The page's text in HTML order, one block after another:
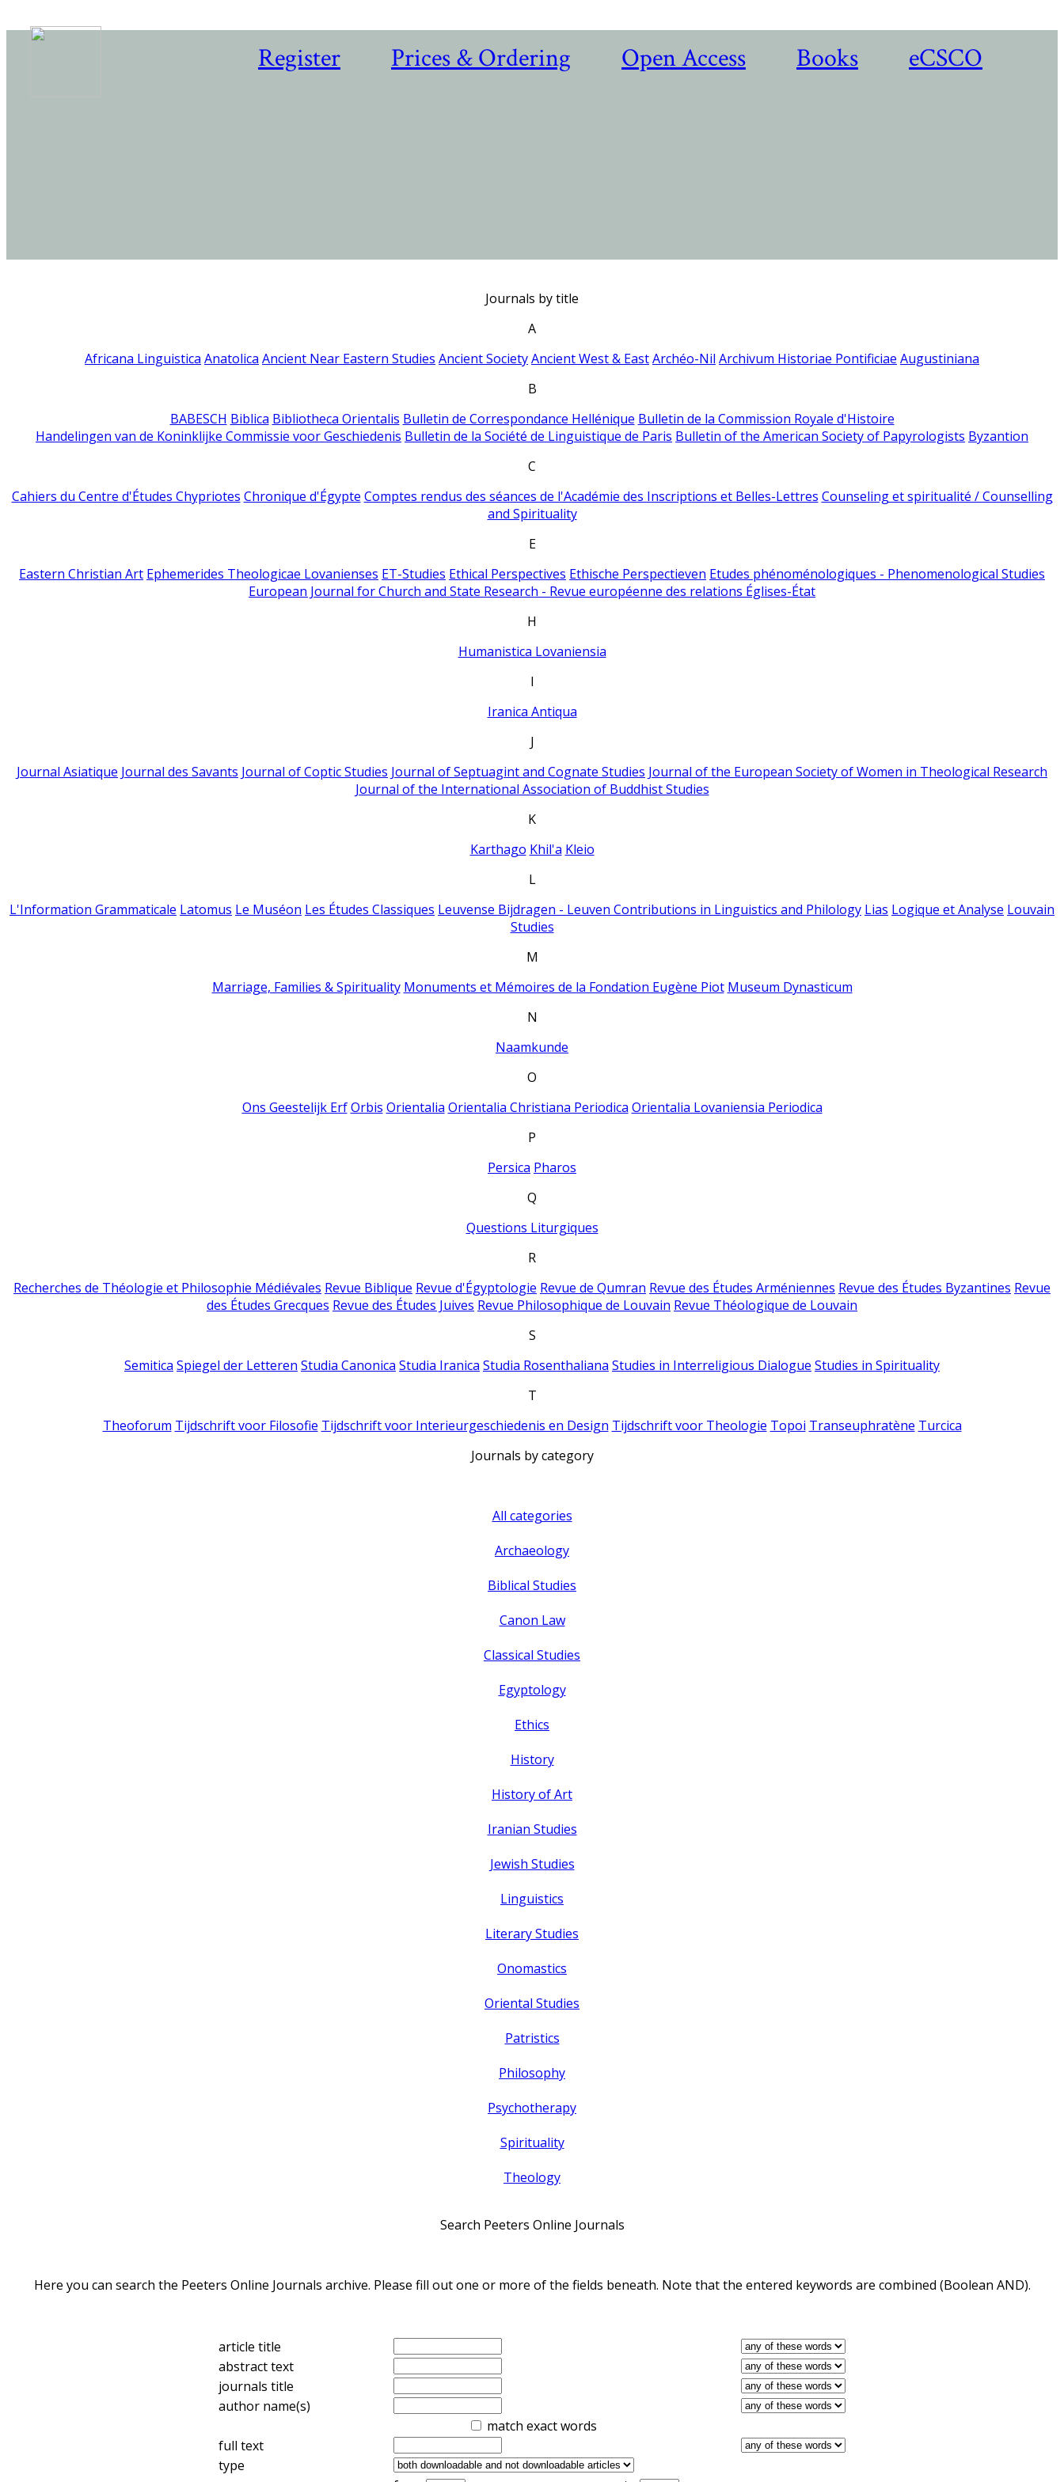
Register Prices & Ordering Open Access Books eCSCO
Journals by title
A
Africana Linguistica Anatolica Ancient Near Eastern Studies Ancient SocietyAncient West & EastArchéo-Nil Archivum Historiae Pontificiae Augustiniana
B
BABESCH Biblica Bibliotheca Orientalis Bulletin de Correspondance Hellénique Bulletin de la Commission Royale d'Histoire
Handelingen van de Koninklijke Commissie voor Geschiedenis Bulletin de la Société de Linguistique de Paris Bulletin of the American Society of Papyrologists Byzantion
C
Cahiers du Centre d'Études Chypriotes Chronique d'Égypte Comptes rendus des séances de l'Académie des Inscriptions et Belles-Lettres Counseling et spiritualité / Counselling
and Spirituality
E
Eastern Christian Art Ephemerides Theologicae Lovanienses ET-Studies Ethical Perspectives Ethische Perspectieven Etudes phénoménologiques - Phenomenological Studies
European Journal for Church and State Research - Revue européenne des relations Églises-État
H
Humanistica Lovaniensia
I
Iranica Antiqua
J
Journal Asiatique Journal des Savants Journal of Coptic Studies Journal of Septuagint and Cognate Studies Journal of the European Society of Women in Theological Research
Journal of the International Association of Buddhist Studies
K
Karthago Khil'a Kleio
L
L'Information Grammaticale Latomus Le Muséon Les Études Classiques Leuvense Bijdragen - Leuven Contributions in Linguistics and Philology Lias Logique et Analyse Louvain
Studies
M
Marriage, Families & Spirituality Monuments et Mémoires de la Fondation Eugène Piot Museum Dynasticum
N
Naamkunde
O
Ons Geestelijk Erf Orbis Orientalia Orientalia Christiana Periodica Orientalia Lovaniensia Periodica
P
Persica Pharos
Q
Questions Liturgiques
R
Recherches de Théologie et Philosophie Médiévales Revue Biblique Revue d'Égyptologie Revue de Qumran Revue des Études Arméniennes Revue des Études Byzantines Revue
des Études Grecques Revue des Études Juives Revue Philosophique de Louvain Revue Théologique de Louvain
S
Semitica Spiegel der Letteren Studia Canonica Studia Iranica Studia Rosenthaliana Studies in Interreligious Dialogue Studies in Spirituality
T
Theoforum Tijdschrift voor Filosofie Tijdschrift voor Interieurgeschiedenis en Design Tijdschrift voor Theologie Topoi Transeuphratène Turcica
Journals by category
All categories
Archaeology
Biblical Studies
Canon Law
Classical Studies
Egyptology
Ethics
History
History of Art
Iranian Studies
Jewish Studies
Linguistics
Literary Studies
Onomastics
Oriental Studies
Patristics
Philosophy
Psychotherapy
Spirituality
Theology
Search Peeters Online Journals
Here you can search the Peeters Online Journals archive. Please fill out one or more of the fields beneath. Note that the entered keywords are combined (Boolean AND).
article title
abstract text
journals title
author name(s)
match exact words
full text
type